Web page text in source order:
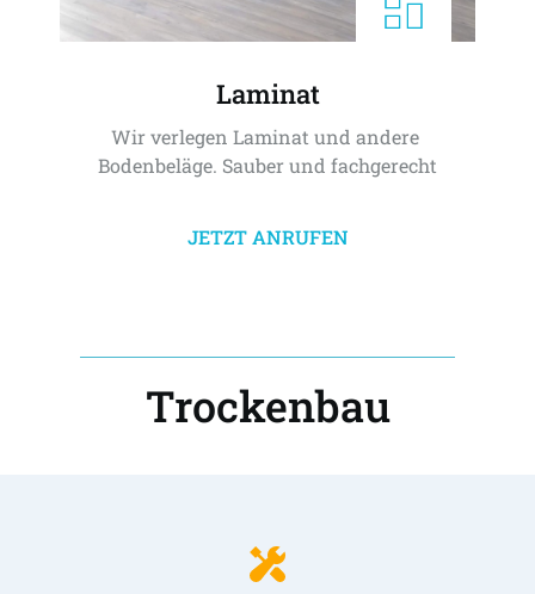
Laminat
Wir verlegen Laminat und andere
Bodenbeläge. Sauber und fachgerecht
JETZT ANRUFEN
Trockenbau